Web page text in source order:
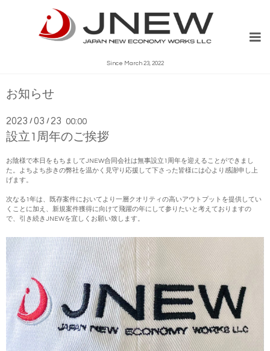
Since March 23, 2022
お知らせ
2023 /03 / 23 00:00
設立1周年のご挨拶
お陰様で本日をもちましてJNEW合同会社は無事設立1周年を迎えることができまし
た。よちよち歩きの弊社を温かく見守り応援して下さった皆様には心より感謝申し上
げます。
次なる1年は、既存案件においてより一層クオリティの高いアウトプットを提供してい
くことに加え、新規案件獲得に向けて飛躍の年にして参りたいと考えておりますの
で、引き続きJNEWを宜しくお願い致します。